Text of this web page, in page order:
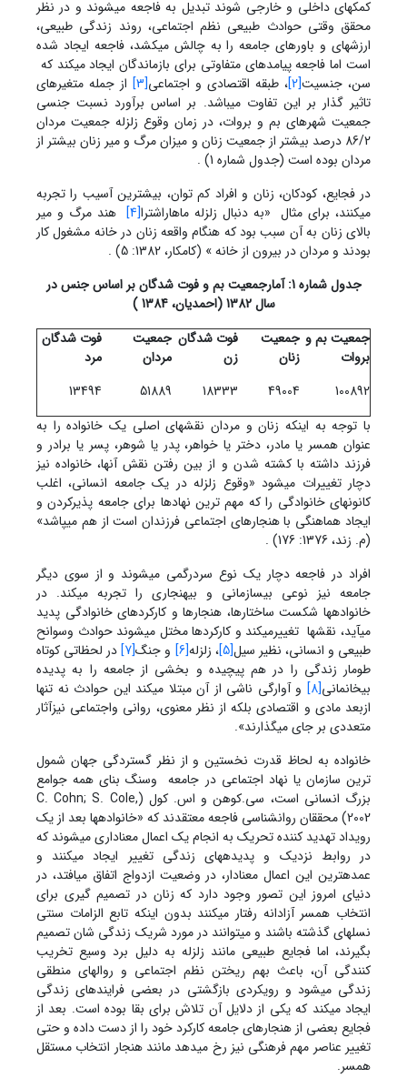
کمک‏های داخلی و خارجی شوند تبدیل به فاجعه می‏شوند و در نظر
محقق وقتی حوادث طبیعی نظم اجتماعی، روند زندگی طبیعی،
ارزشهای و باورهای جامعه را به چالش می‏کشد، فاجعه ایجاد شده
است اما فاجعه پیامدهای متفاوتی برای بازماندگان ایجاد می‏کند که
سن، جنسیت[2] ، طبقه اقتصادی و اجتماعی[3]
از جمله متغیرهای
تاثیر گذار بر این تفاوت می‏باشد. بر اساس برآورد نسبت جنسی
جمعیت شهرهای بم و بروات، در زمان وقوع زلزله جمعیت مردان
86/2 درصد بیشتر از جمعیت زنان و میزان مرگ و میر زنان بیشتر از
مردان بوده است (جدول شماره 1) .
در فجایع، کودکان، زنان و افراد کم توان، بیشترین آسیب را تجربه
می‏کنند، برای مثال «به دنبال زلزله ماهاراشترا[4]
هند مرگ و میر
بالای زنان به آن سبب بود که هنگام واقعه زنان در خانه مشغول کار
بودند و مردان در بیرون از خانه » (کامکار، 1382: 5) .
جدول شماره 1: آمارجمعیت بم و فوت شدگان بر اساس جنس در
سال 1382 (احمدیان، 1384 )
جمعیت بم و
بروات
جمعیت
زنان
فوت شدگان
زن
جمعیت
مردان
فوت شدگان
مرد
100892
49004
18333
51889
13494
با توجه به اینکه زنان و مردان نقش‏های اصلی یک خانواده را به
عنوان همسر یا مادر، دختر یا خواهر، پدر یا شوهر، پسر یا برادر و
فرزند داشته با کشته شدن و از بین رفتن نقش آنها، خانواده نیز
دچار تغییرات می‏شود «وقوع زلزله در یک جامعه انسانی، اغلب
کانونهای خانوادگی را که مهم ترین نهادها برای جامعه پذیرکردن و
ایجاد هماهنگی با هنجارهای اجتماعی فرزندان است از هم می‏پاشد»
(م. زند، 1376: 176) .
افراد در فاجعه دچار یک نوع سردرگمی می‏شوند و از سوی دیگر
جامعه نیز نوعی بی‏سازمانی و بی‏هنجاری را تجربه می‏کند. در
خانواده‏ها شکست ساختارها، هنجار‏ها و کارکردهای خانوادگی پدید
می‏آید، نقشها تغییرمیکند و کارکردها مختل می‏شوند حوادث وسوانح
طبیعی و انسانی، نظیر سیل[5] ، زلزله[6] و جنگ[7]
در لحظاتی کوتاه
طومار زندگی را در هم پیچیده و بخشی از جامعه را به پدیده
بی‏خانمانی[8]
و آوارگی ناشی از آن مبتلا میکند این حوادث نه تنها
ازبعد مادی و اقتصادی بلکه از نظر معنوی، روانی واجتماعی نیزآثار
متعددی بر جای میگذارند».
خانواده به لحاظ قدرت نخستین و از نظر گستردگی جهان شمول
ترین سازمان یا نهاد اجتماعی در جامعه وسنگ بنای همه جوامع
بزرگ انسانی است، سی.کوهن و اس. کول (C. Cohn; S. Cole,
2002) محققان روانشناسی فاجعه معتقدند که «خانواده‏ها بعد از یک
رویداد تهدید کننده تحریک به انجام یک اعمال معناداری می‏شوند که
در روابط نزدیک و پدیده‏های زندگی تغییر ایجاد می‏کنند و
عمده‏ترین این اعمال معنادار، در وضعیت ازدواج اتفاق می‏افتد، در
دنیای امروز این تصور وجود دارد که زنان در تصمیم گیری برای
انتخاب همسر آزادانه رفتار می‏کنند بدون اینکه تابع الزامات سنتی
نسل‏های گذشته باشند و می‏توانند در مورد شریک زندگی شان تصمیم
بگیرند، اما فجایع طبیعی مانند زلزله به دلیل برد وسیع تخریب
کنندگی آن، باعث بهم ریختن نظم اجتماعی و روال‏های منطقی
زندگی می‏شود و رویکردی بازگشتی در بعضی فرایندهای زندگی
ایجاد می‏کند که یکی از دلایل آن تلاش برای بقا بوده است. بعد از
فجایع بعضی از هنجارهای جامعه کارکرد خود را از دست داده و حتی
تغییر عناصر مهم فرهنگی نیز رخ می‏دهد مانند هنجار انتخاب مستقل
همسر.